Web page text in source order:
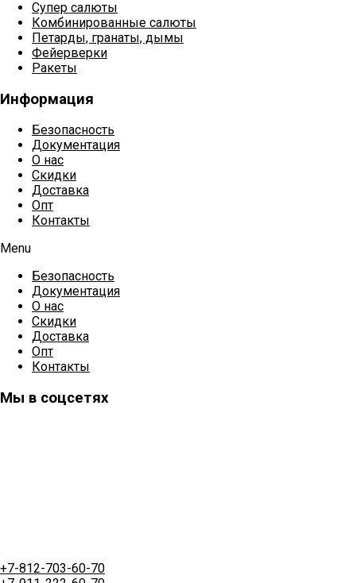
Супер салюты
Комбинированные салюты
Петарды, гранаты, дымы
Фейерверки
Ракеты
Информация
Безопасность
Документация
О нас
Скидки
Доставка
Опт
Контакты
Menu
Безопасность
Документация
О нас
Скидки
Доставка
Опт
Контакты
Мы в соцсетях
+7-812-703-60-70